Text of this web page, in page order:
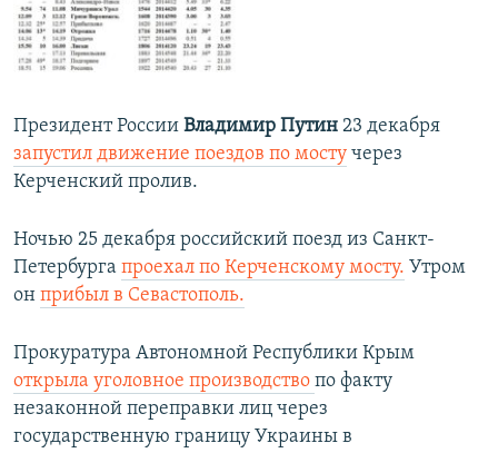
Президент России Владимир Путин 23 декабря
запустил движение поездов по мосту через
Керченский пролив.
Ночью 25 декабря российский поезд из Санкт-
Петербурга проехал по Керченскому мосту. Утром
он прибыл в Севастополь.
Прокуратура Автономной Республики Крым
открыла уголовное производство по факту
незаконной переправки лиц через
государственную границу Украины в